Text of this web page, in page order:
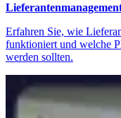
Erfahren Sie, wie
funktioniert und welche
werden sollten.